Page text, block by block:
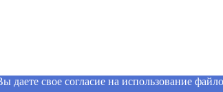
свое согласие на использование